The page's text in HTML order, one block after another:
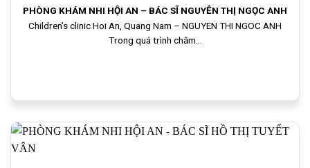
PHÒNG KHÁM NHI HỘI AN – BÁC SĨ NGUYỄN THỊ NGỌC ANH
Children’s clinic Hoi An, Quang Nam – NGUYEN THI NGOC ANH
Trong quá trình chăm...